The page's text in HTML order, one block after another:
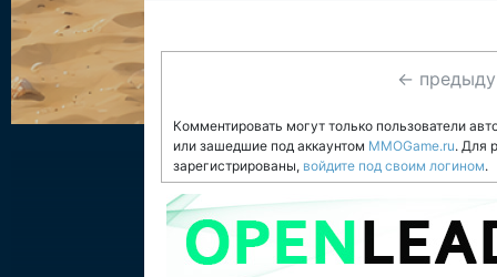
←
Комментировать могут только пользователи
или зашедшие под аккаунтом MMOGame.ru. Для
зарегистрированы, войдите под своим логином.